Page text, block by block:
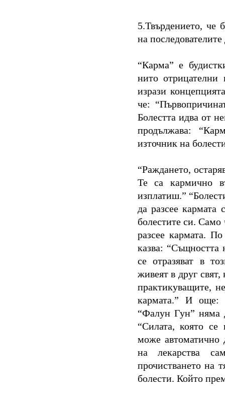
5.Твърдението, че
на
“Карма” е
нито
изрази
че:
Болестта идва от
продължава:
източник на
“Раждането,
Те са кармично
изплатиш.”
да разсее
болестите си.
разсее кармата.
казва: “Същността
се отразяват в
живеят в друг
практикуващите,
кармата.” И още:
“Фалун Гун” няма
“Силата, която се
може автоматично
на лекарства
прочистването на
болести. Който